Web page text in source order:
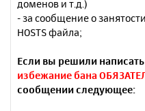
доменов и т.д.)
- за сообщение о
HOSTS файла;
Если вы решили
избежание бана
сообщении следующее: